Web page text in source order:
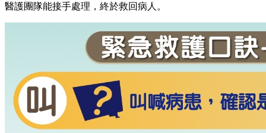
醫護團隊能接手處理，終於救回病人。